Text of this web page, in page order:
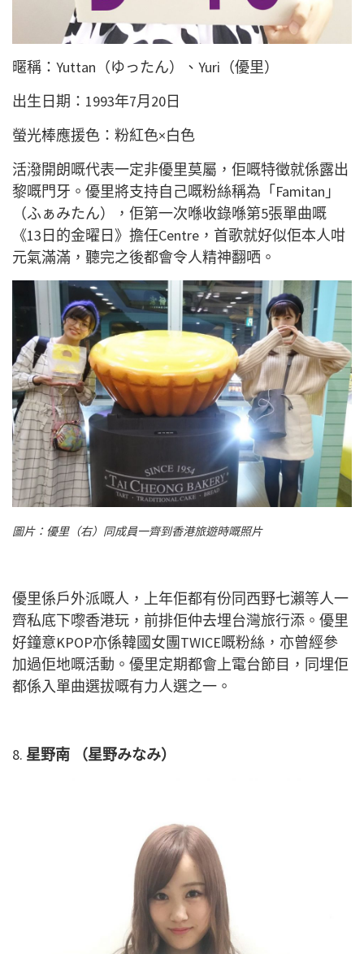
暱稱：Yuttan（ゆったん）、Yuri（優里）
出生日期：1993年7月20日
螢光棒應援色：粉紅色×白色
活潑開朗嘅代表一定非優里莫屬，佢嘅特徵就係露出
黎嘅門牙。優里將支持自己嘅粉絲稱為「Famitan」
（ふぁみたん），佢第一次喺收錄喺第5張單曲嘅
《13日的金曜日》擔任Centre，首歌就好似佢本人咁
元氣滿滿，聽完之後都會令人精神翻哂。
圖片：優里（右）同成員一齊到香港旅遊時嘅照片
優里係戶外派嘅人，上年佢都有份同西野七瀨等人一
齊私底下嚟香港玩，前排佢仲去埋台灣旅行添。優里
好鐘意KPOP亦係韓國女團TWICE嘅粉絲，亦曾經參
加過佢地嘅活動。優里定期都會上電台節目，同埋佢
都係入單曲選拔嘅有力人選之一。
8. 星野南 （星野みなみ）